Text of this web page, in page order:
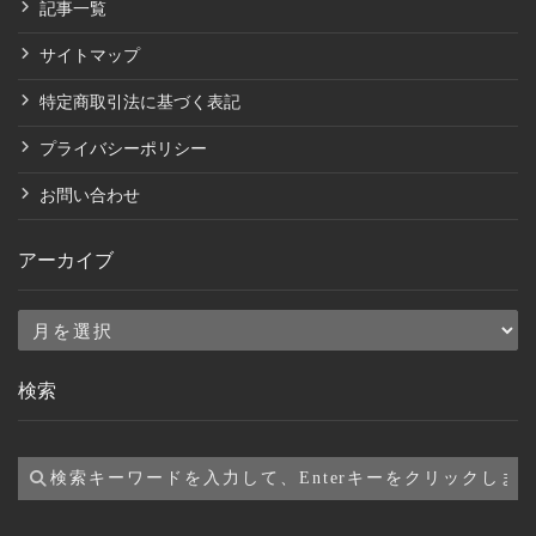
記事一覧
サイトマップ
特定商取引法に基づく表記
プライバシーポリシー
お問い合わせ
アーカイブ
ア
カ
ブ
検索